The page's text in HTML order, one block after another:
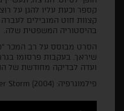
קספר וכעת עליו להגן על
קצוות חוט המובילים
בהיסטוריה המשפטית שלה.
הסרט מבוסס על רב המכר
שיראך. בעקבות פרסומו
ועדה לבדיקה מחודשת של
פילמוגרפיה: (Trade (2007), Summer Storm (2004.